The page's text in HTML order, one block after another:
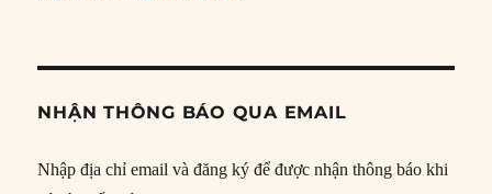
NHẬN THÔNG BÁO QUA EMAIL
Nhập địa chỉ email và đăng ký để được nhận thông báo khi